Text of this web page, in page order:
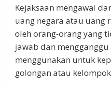
Kejaksaan mengawal
uang negara atau uang
oleh orang-orang yang
jawab dan
menggunakan untuk
golongan atau